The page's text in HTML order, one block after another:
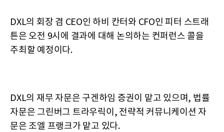
DXL의 회장 겸 CEO인 하비 칸터와 CFO인 피터 스트래
튼은 오전 9시에 결과에 대해 논의하는 컨퍼런스 콜을
주최할 예정이다.
DXL의 재무 자문은 구겐하임 증권이 맡고 있으며, 법률
자문은 그린버그 트라우릭이, 전략적 커뮤니케이션 자
문은 조엘 프랭크가 맡고 있다.